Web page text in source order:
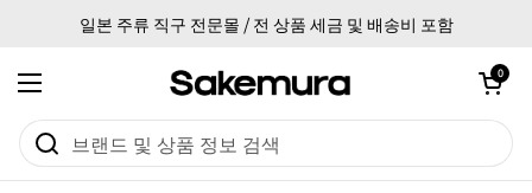
일본 주류 직구 전문몰 / 전 상품 세금 및 배송비 포함
메뉴 열기
카트 열기
0